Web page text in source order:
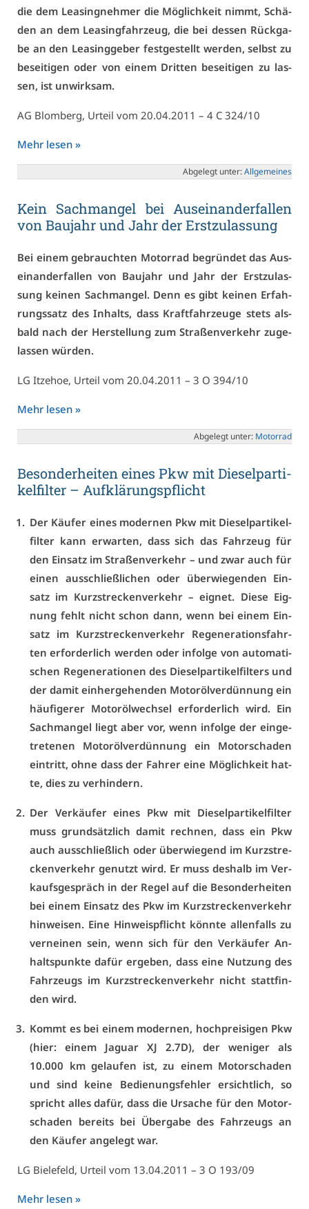
die dem Lea­sing­neh­mer die Mög­lich­keit nimmt, Schä­
den an dem Lea­sing­fahr­zeug, die bei des­sen Rück­ga­
be an den Lea­sing­ge­ber fest­ge­stellt wer­den, selbst zu
be­sei­ti­gen oder von ei­nem Drit­ten be­sei­ti­gen zu las­
sen, ist un­wirk­sam.
AG Blom­berg, Ur­teil vom 20.04.2011 – 4 C 324/10
Mehr le­sen »
Ab­ge­legt un­ter:All­ge­mei­nes
Kein Sach­man­gel bei Aus­ein­an­der­fal­len
von Bau­jahr und Jahr der Erst­zu­las­sung
Bei ei­nem ge­brauch­ten Mo­tor­rad be­grün­det das Aus­
ein­an­der­fal­len von Bau­jahr und Jahr der Erst­zu­las­
sung kei­nen Sach­man­gel. Denn es gibt kei­nen Er­fah­
rungs­satz des In­halts, dass Kraft­fahr­zeu­ge stets als­
bald nach der Her­stel­lung zum Stra­ßen­ver­kehr zu­ge­
las­sen wür­den.
LG It­ze­hoe, Ur­teil vom 20.04.2011 – 3 O 394/10
Mehr le­sen »
Ab­ge­legt un­ter: Mo­tor­rad
Be­son­der­hei­ten ei­nes Pkw mit Die­sel­par­ti­
kel­fil­ter – Auf­klä­rungs­pflicht
Der Käu­fer ei­nes mo­der­nen Pkw mit Die­sel­par­ti­kel­
fil­ter kann er­war­ten, dass sich das Fahr­zeug für
den Ein­satz im Stra­ßen­ver­kehr – und zwar auch für
ei­nen aus­schließ­li­chen oder über­wie­gen­den Ein­
satz im Kurz­stre­cken­ver­kehr – eig­net. Die­se Eig­
nung fehlt nicht schon dann, wenn bei ei­nem Ein­
satz im Kurz­stre­cken­ver­kehr Re­ge­ne­ra­ti­ons­fahr­
ten er­for­der­lich wer­den oder in­fol­ge von au­to­ma­ti­
schen Re­ge­ne­ra­tio­nen des Die­sel­par­ti­kel­fil­ters und
der da­mit ein­her­ge­hen­den Mo­toröl­ver­dün­nung ein
häu­fi­ge­rer Mo­toröl­wech­sel er­for­der­lich wird. Ein
Sach­man­gel liegt aber vor, wenn in­fol­ge der ein­ge­
tre­te­nen Mo­toröl­ver­dün­nung ein Mo­tor­scha­den
ein­tritt, oh­ne dass der Fah­rer ei­ne Mög­lich­keit hat­
te, dies zu ver­hin­dern.
Der Ver­käu­fer ei­nes Pkw mit Die­sel­par­ti­kel­fil­ter
muss grund­sätz­lich da­mit rech­nen, dass ein Pkw
auch aus­schließ­lich oder über­wie­gend im Kurz­stre­
cken­ver­kehr ge­nutzt wird. Er muss des­halb im Ver­
kaufs­ge­spräch in der Re­gel auf die Be­son­der­hei­ten
bei ei­nem Ein­satz des Pkw im Kurz­stre­cken­ver­kehr
hin­wei­sen. Ei­ne Hin­weis­pflicht könn­te al­len­falls zu
ver­nei­nen sein, wenn sich für den Ver­käu­fer An­
halts­punk­te da­für er­ge­ben, dass ei­ne Nut­zung des
Fahr­zeugs im Kurz­stre­cken­ver­kehr nicht statt­fin­
den wird.
Kommt es bei ei­nem mo­der­nen, hoch­prei­si­gen Pkw
(hier: ei­nem Ja­gu­ar XJ 2.7D), der we­ni­ger als
10.000 km ge­lau­fen ist, zu ei­nem Mo­tor­scha­den
und sind kei­ne Be­die­nungs­feh­ler er­sicht­lich, so
spricht al­les da­für, dass die Ur­sa­che für den Mo­tor­
scha­den be­reits bei Über­ga­be des Fahr­zeugs an
den Käu­fer an­ge­legt war.
LG Bie­le­feld, Ur­teil vom 13.04.2011 – 3 O 193/09
Mehr le­sen »